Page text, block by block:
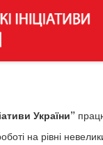
України”
на рівні